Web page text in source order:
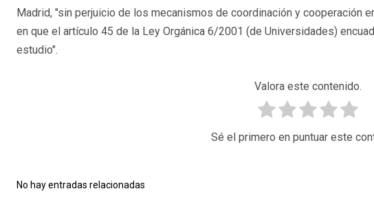
Madrid, "sin perjuicio de los mecanismos de coordinación y cooperación
en que el artículo 45 de la Ley Orgánica 6/2001 (de Universidades)
estudio".
Valora este contenido.
Sé el primero en puntuar este
No hay entradas relacionadas